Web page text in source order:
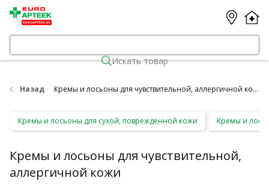
Искать товар
Назад Кремы и лосьоны для чувствительной, аллергичной кожи
Кремы и лосьоны для сухой, поврежденной кожи Кремы и
Кремы и лосьоны для чувствительной,
аллергичной кожи